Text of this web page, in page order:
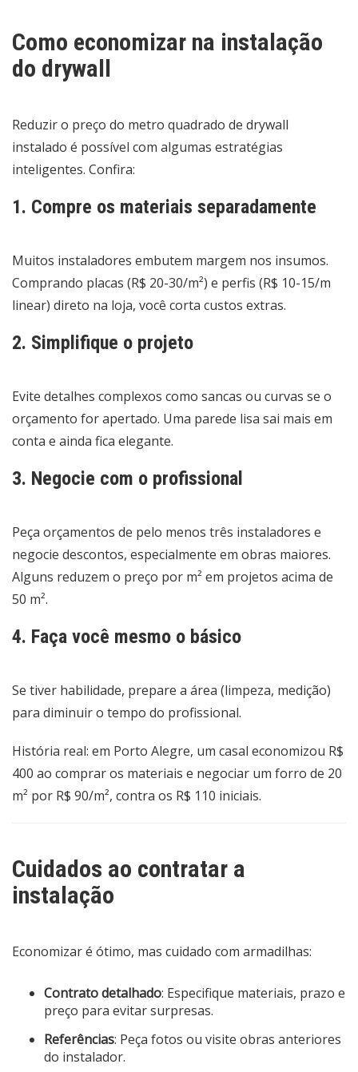
Como economizar na instalação
do drywall
Reduzir o preço do metro quadrado de drywall
instalado é possível com algumas estratégias
inteligentes. Confira:
1. Compre os materiais separadamente
Muitos instaladores embutem margem nos insumos.
Comprando placas (R$ 20-30/m²) e perfis (R$ 10-15/m
linear) direto na loja, você corta custos extras.
2. Simplifique o projeto
Evite detalhes complexos como sancas ou curvas se o
orçamento for apertado. Uma parede lisa sai mais em
conta e ainda fica elegante.
3. Negocie com o profissional
Peça orçamentos de pelo menos três instaladores e
negocie descontos, especialmente em obras maiores.
Alguns reduzem o preço por m² em projetos acima de
50 m².
4. Faça você mesmo o básico
Se tiver habilidade, prepare a área (limpeza, medição)
para diminuir o tempo do profissional.
História real: em Porto Alegre, um casal economizou R$
400 ao comprar os materiais e negociar um forro de 20
m² por R$ 90/m², contra os R$ 110 iniciais.
Cuidados ao contratar a
instalação
Economizar é ótimo, mas cuidado com armadilhas:
Contrato detalhado: Especifique materiais, prazo e
preço para evitar surpresas.
Referências: Peça fotos ou visite obras anteriores
do instalador.